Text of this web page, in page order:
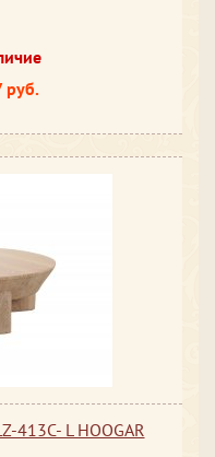
руб.
413C- L HOOGAR